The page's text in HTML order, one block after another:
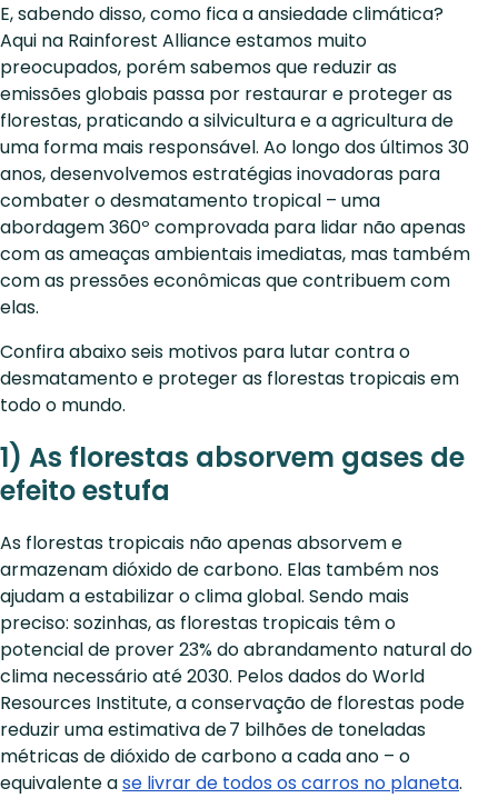
E, sabendo disso, como fica a ansiedade climática?
Aqui na Rainforest Alliance estamos muito
preocupados, porém sabemos que reduzir as
emissões globais passa por restaurar e proteger as
florestas, praticando a silvicultura e a agricultura de
uma forma mais responsável. Ao longo dos últimos 30
anos, desenvolvemos estratégias inovadoras para
combater o desmatamento tropical – uma
abordagem 360º comprovada para lidar não apenas
com as ameaças ambientais imediatas, mas também
com as pressões econômicas que contribuem com
elas.
Confira abaixo seis motivos para lutar contra o
desmatamento e proteger as florestas tropicais em
todo o mundo.
1) As florestas absorvem gases de
efeito estufa
As florestas tropicais não apenas absorvem e
armazenam dióxido de carbono. Elas também nos
ajudam a estabilizar o clima global. Sendo mais
preciso: sozinhas, as florestas tropicais têm o
potencial de prover 23% do abrandamento natural do
clima necessário até 2030. Pelos dados do World
Resources Institute, a conservação de florestas pode
reduzir uma estimativa de 7 bilhões de toneladas
métricas de dióxido de carbono a cada ano – o
equivalente ase livrar de todos os carros no planeta.